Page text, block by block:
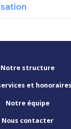
Notre structure
et honoraires
Notre équipe
Nous contacter